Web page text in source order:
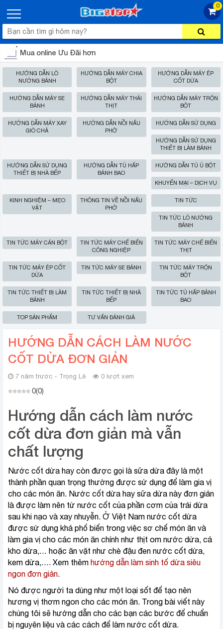
0
Mua online Ưu Đãi hơn
HƯỚNG DẪN LÒ
NƯỚNG BÁNH
HƯỚNG DẪN MÁY CHIA
BỘT
HƯỚNG DẪN MÁY ÉP
CỐT DỪA
HƯỚNG DẪN MÁY SE
BÁNH
HƯỚNG DẪN MÁY THÁI
THỊT
HƯỚNG DẪN MÁY TRỘN
BỘT
HƯỚNG DẪN MÁY XAY
GIÒ CHẢ
HƯỚNG DẪN NỒI NẤU
PHỞ
HƯỚNG DẪN SỬ DỤNG
HƯỚNG DẪN SỬ DỤNG
THIẾT BỊ LÀM BÁNH
HƯỚNG DẪN SỬ DỤNG
THIẾT BỊ NHÀ BẾP
HƯỚNG DẪN TỦ HẤP
BÁNH BAO
HƯỚNG DẪN TỦ Ủ BỘT
KHUYẾN MẠI – DỊCH VỤ
KINH NGHIỆM – MẸO
VẶT
THÔNG TIN VỀ NỒI NẤU
PHỞ
TIN TỨC
TIN TỨC LÒ NƯỚNG
BÁNH
TIN TỨC MÁY CÁN BỘT
TIN TỨC MÁY CHẾ BIẾN
CÔNG NGHIỆP
TIN TỨC MÁY CHẾ BIẾN
THỊT
TIN TỨC MÁY ÉP CỐT
DỪA
TIN TỨC MÁY SE BÁNH
TIN TỨC MÁY TRỘN
BỘT
TIN TỨC THIẾT BỊ LÀM
BÁNH
TIN TỨC THIẾT BỊ NHÀ
BẾP
TIN TỨC TỦ HẤP BÁNH
BAO
TOP SẢN PHẨM TƯ VẤN ĐÁNH GIÁ
HƯỚNG DẪN CÁCH LÀM NƯỚC
CỐT DỪA ĐƠN GIẢN
7 năm trước - Trọng Lê 0 lượt xem
0(0)
Hướng dẫn cách làm nước
cốt dừa đơn giản mà vẫn
chất lượng
Nước cốt dừa hay còn được gọi là sữa dừa đây là một
thành phần quan trọng thường được sử dụng để làm gia vị
cho các món ăn. Nước cốt dừa hay sữa dừa này đơn giản
là được làm nên từ nước cốt của phần cơm của trái dừa
sau khi nạo và xay nhuyễn. Ở Việt Nam nước cốt dừa
được sử dụng khá phổ biến trong việc sơ chế món ăn và
làm gia vị cho các món ăn chính như thịt om nước dừa, cá
kho dừa,… hoặc ăn vặt như chè đậu đen nước cốt dừa,
kem dừa,…. Xem thêm hướng dẫn làm sinh tố dừa siêu
ngon đơn giản.
Nó được người ta dùng như một loại sốt để tạo nên
hương vị thơm ngon cho các món ăn. Trong bài viết này
chúng tôi sẽ hướng dẫn cho các bạn các bước để chuẩn
bị nguyên liệu và các cách để làm nước cốt dừa.